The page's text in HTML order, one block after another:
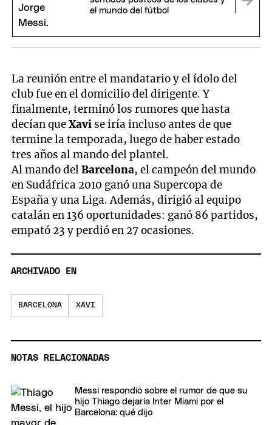
el mundo del fútbol
La reunión entre el mandatario y el ídolo del
club fue en el domicilio del dirigente. Y
finalmente, terminó los rumores que hasta
decían queXavi se iría incluso antes de que
termine la temporada, luego de haber estado
tres años al mando del plantel.
Al mando delBarcelona, el campeón del mundo
en Sudáfrica 2010 ganó una Supercopa de
España y una Liga. Además, dirigió al equipo
catalán en 136 oportunidades: ganó 86 partidos,
empató 23 y perdió en 27 ocasiones.
ARCHIVADO EN
BARCELONA XAVI
NOTAS RELACIONADAS
Messi respondió sobre el rumor de que su
hijo Thiago dejaría Inter Miami por el
Barcelona: qué dijo